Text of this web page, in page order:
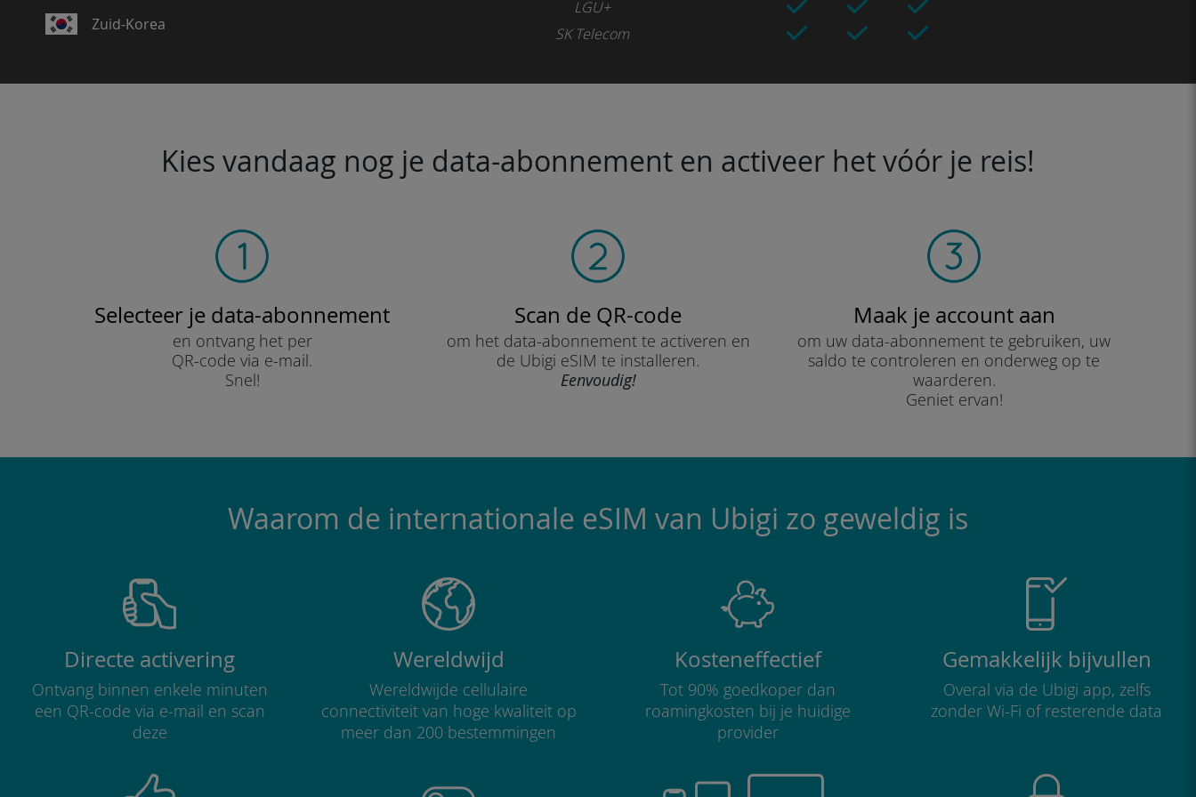
Zuid-Korea
LGU+
SK Telecom
Kies vandaag nog je data-abonnement en activeer het vóór je reis!
Selecteer je data-abonnement
en ontvang het per
QR-code via e-mail.
Snel!
Scan de QR-code
om het data-abonnement te activeren en
de Ubigi eSIM te installeren.
Eenvoudig!
Maak je account aan
om uw data-abonnement te gebruiken, uw
saldo te controleren en onderweg op te
waarderen.
Geniet ervan!
Waarom de internationale eSIM van Ubigi zo geweldig is
Directe activering
Ontvang binnen enkele minuten
een QR-code via e-mail en scan
deze
Wereldwijd
Wereldwijde cellulaire
connectiviteit van hoge kwaliteit op
meer dan 200 bestemmingen
Kosteneffectief
Tot 90% goedkoper dan
roamingkosten bij je huidige
provider
Gemakkelijk bijvullen
Overal via de Ubigi app, zelfs
zonder Wi-Fi of resterende data